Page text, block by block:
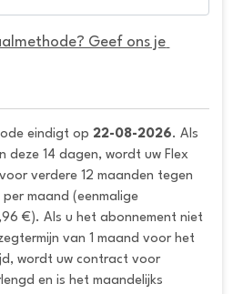
Geef ons je
eindigt op 22-08-2026. Als
deze 14 dagen, wordt uw Flex
verdere 12 maanden tegen
maand (eenmalige
€). Als u het abonnement niet
van 1 maand voor het
wordt uw contract voor
en is het maandelijks